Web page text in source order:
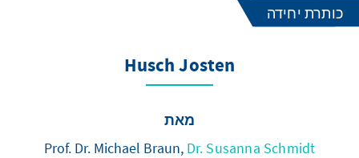
כותרת יחידה
Husch Josten
מאת
Prof. Dr. Michael Braun, Dr. Susanna Schmidt